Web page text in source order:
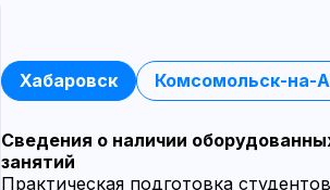
Хабаровск Комсомольск-на-
Сведения о наличии
занятий
Практическая подготовка